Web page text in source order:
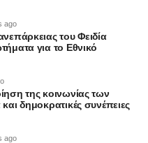
ago
του Φειδία
για το Εθνικό
της κοινωνίας των
δημοκρατικές συνέπειες
ago